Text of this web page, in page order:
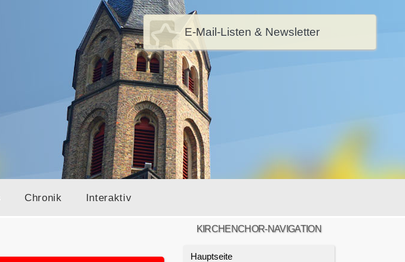
E-Mail-Listen & Newsletter
Chronik Interaktiv
KIRCHENCHOR-NAVIGATION
Hauptseite